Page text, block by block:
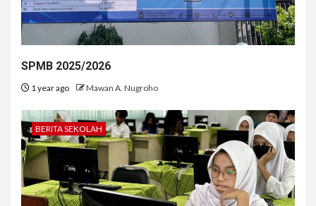
SPMB 2025/2026
1 year ago Mawan A. Nugroho
BERITA SEKOLAH